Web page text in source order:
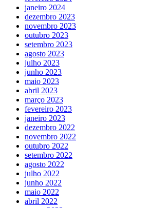
janeiro 2024
dezembro 2023
novembro 2023
outubro 2023
setembro 2023
agosto 2023
julho 2023
junho 2023
maio 2023
abril 2023
março 2023
fevereiro 2023
janeiro 2023
dezembro 2022
novembro 2022
outubro 2022
setembro 2022
agosto 2022
julho 2022
junho 2022
maio 2022
abril 2022